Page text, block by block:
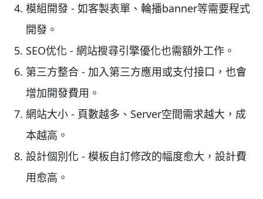
模組開發 - 如客製表單、輪播banner等需要程式
開發。
SEO优化 - 網站搜尋引擎優化也需額外工作。
第三方整合 - 加入第三方應用或支付接口，也會
增加開發費用。
網站大小 - 頁數越多、Server空間需求越大，成
本越高。
設計個別化 - 模板自訂修改的幅度愈大，設計費
用愈高。